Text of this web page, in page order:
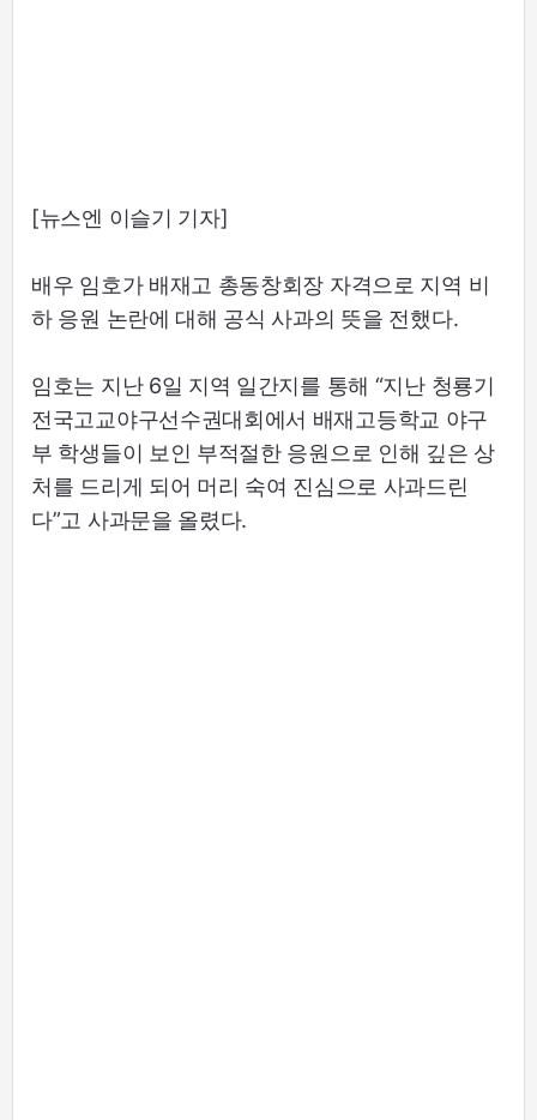
[뉴스엔 이슬기 기자]
배우 임호가 배재고 총동창회장 자격으로 지역 비
하 응원 논란에 대해 공식 사과의 뜻을 전했다.
임호는 지난 6일 지역 일간지를 통해 “지난 청룡기
전국고교야구선수권대회에서 배재고등학교 야구
부 학생들이 보인 부적절한 응원으로 인해 깊은 상
처를 드리게 되어 머리 숙여 진심으로 사과드린
다”고 사과문을 올렸다.